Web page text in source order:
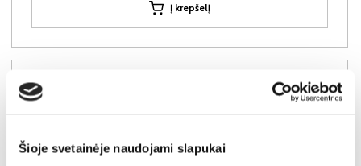
Šioje svetainėje naudojami slapukai
Į krepšelį